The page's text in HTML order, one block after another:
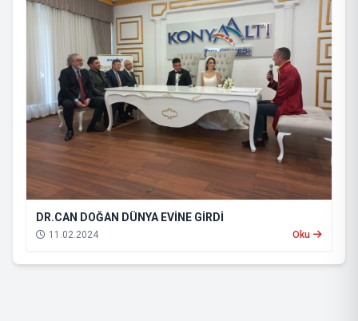
DR.CAN DOĞAN DÜNYA EVİNE GİRDİ
11.02.2024 Oku